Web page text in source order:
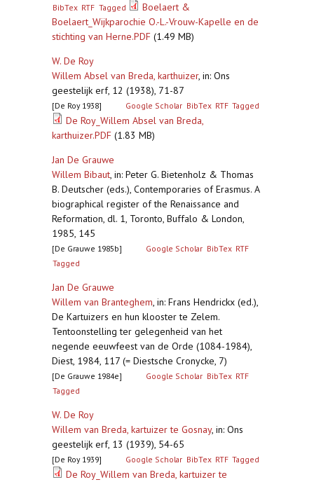
BibTex RTF Tagged
Boelaert &
Boelaert_Wijkparochie O.-L.-Vrouw-Kapelle en de
stichting van Herne.PDF (1.49 MB)
W. De Roy
Willem Absel van Breda, karthuizer, in: Ons
geestelijk erf, 12 (1938), 71-87
[De Roy 1938] Google Scholar BibTex RTF Tagged
De Roy_Willem Absel van Breda,
karthuizer.PDF (1.83 MB)
Jan De Grauwe
Willem Bibaut, in: Peter G. Bietenholz & Thomas
B. Deutscher (eds.), Contemporaries of Erasmus. A
biographical register of the Renaissance and
Reformation, dl. 1, Toronto, Buffalo & London,
1985, 145
[De Grauwe 1985b] Google Scholar BibTex RTF
Tagged
Jan De Grauwe
Willem van Branteghem, in: Frans Hendrickx (ed.),
De Kartuizers en hun klooster te Zelem.
Tentoonstelling ter gelegenheid van het
negende eeuwfeest van de Orde (1084-1984),
Diest, 1984, 117 (= Diestsche Cronycke, 7)
[De Grauwe 1984e] Google Scholar BibTex RTF
Tagged
W. De Roy
Willem van Breda, kartuizer te Gosnay, in: Ons
geestelijk erf, 13 (1939), 54-65
[De Roy 1939] Google Scholar BibTex RTF Tagged
De Roy_Willem van Breda, kartuizer te